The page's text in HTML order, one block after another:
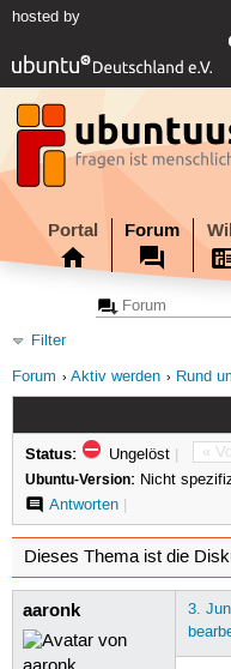
hosted by
Portal Forum
Filter
Forum
Aktiv werden Rund
«
Status: Ungelöst |
Ubuntu-Version: Nicht
Antworten|
Dieses Thema ist die
aaronk
3.